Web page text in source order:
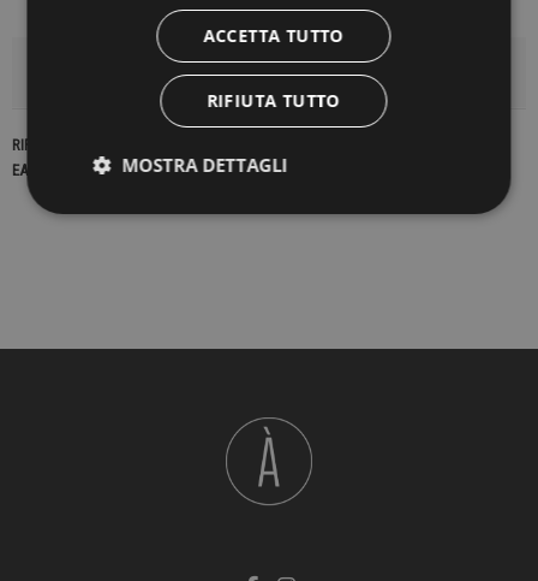
DETTAGLI DEL PRODOTTO
RIFERIMENTO
EAN13
2900000222830
ACCETTA TUTTO
RIFIUTA TUTTO
MOSTRA DETTAGLI